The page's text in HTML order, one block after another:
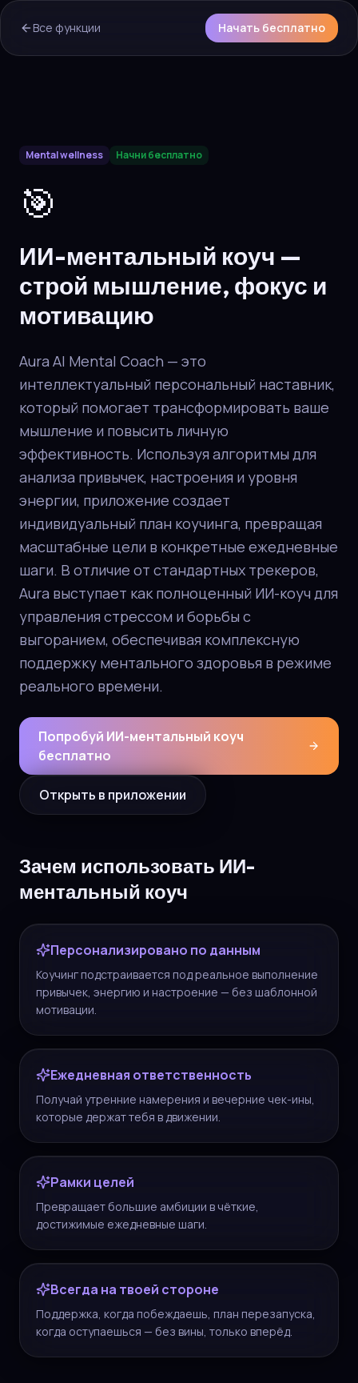
Все функции Начать бесплатно
AuraИИ-ментальный коучis a core capability of the Aura
Mental wellness Начни бесплатно
🎯
ИИ-ментальный коуч —
строй мышление, фокус и
мотивацию
Aura AI Mental Coach — это
интеллектуальный персональный наставник,
который помогает трансформировать ваше
мышление и повысить личную
эффективность. Используя алгоритмы для
анализа привычек, настроения и уровня
энергии, приложение создает
индивидуальный план коучинга, превращая
масштабные цели в конкретные ежедневные
шаги. В отличие от стандартных трекеров,
Aura выступает как полноценный ИИ-коуч для
управления стрессом и борьбы с
выгоранием, обеспечивая комплексную
поддержку ментального здоровья в режиме
реального времени.
Попробуй ИИ-ментальный коуч
бесплатно
Открыть в приложении
Зачем использовать ИИ-
ментальный коуч
Персонализировано по данным
Коучинг подстраивается под реальное выполнение
привычек, энергию и настроение — без шаблонной
мотивации.
Ежедневная ответственность
Получай утренние намерения и вечерние чек-ины,
которые держат тебя в движении.
Рамки целей
Превращает большие амбиции в чёткие,
достижимые ежедневные шаги.
Всегда на твоей стороне
Поддержка, когда побеждаешь, план перезапуска,
когда оступаешься — без вины, только вперёд.